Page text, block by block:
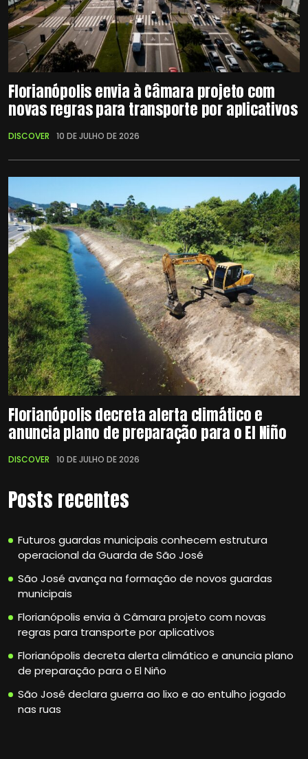
Florianópolis envia à Câmara projeto com
novas regras para transporte por aplicativos
DISCOVER 10 DE JULHO DE 2026
Florianópolis decreta alerta climático e
anuncia plano de preparação para o El Niño
DISCOVER 10 DE JULHO DE 2026
Posts recentes
Futuros guardas municipais conhecem estrutura
operacional da Guarda de São José
São José avança na formação de novos guardas
municipais
Florianópolis envia à Câmara projeto com novas
regras para transporte por aplicativos
Florianópolis decreta alerta climático e anuncia plano
de preparação para o El Niño
São José declara guerra ao lixo e ao entulho jogado
nas ruas